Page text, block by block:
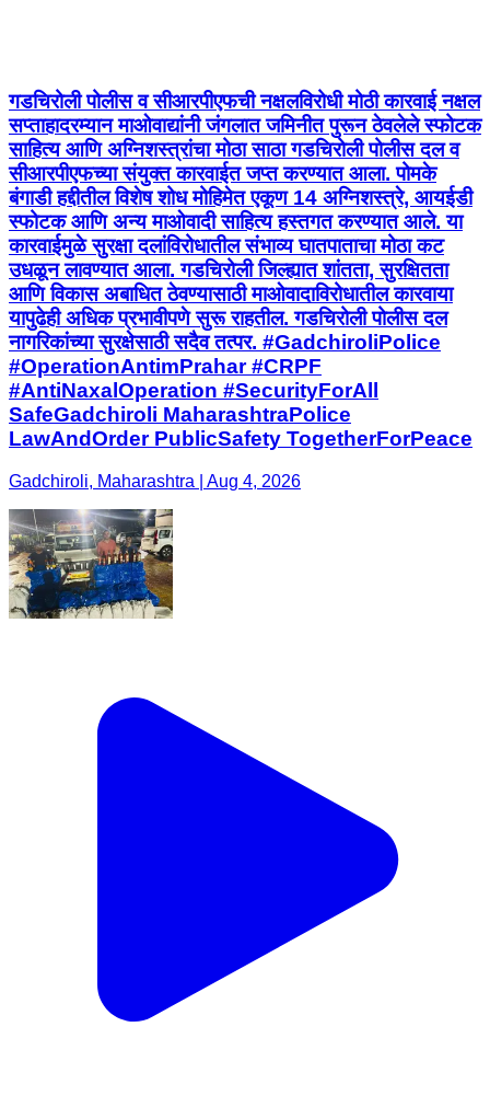
गडचिरोली पोलीस व सीआरपीएफची नक्षलविरोधी मोठी कारवाई नक्षल
सप्ताहादरम्यान माओवाद्यांनी जंगलात जमिनीत पुरून ठेवलेले स्फोटक
साहित्य आणि अग्निशस्त्रांचा मोठा साठा गडचिरोली पोलीस दल व
सीआरपीएफच्या संयुक्त कारवाईत जप्त करण्यात आला. पोमके
बंगाडी हद्दीतील विशेष शोध मोहिमेत एकूण 14 अग्निशस्त्रे, आयईडी
स्फोटक आणि अन्य माओवादी साहित्य हस्तगत करण्यात आले. या
कारवाईमुळे सुरक्षा दलांविरोधातील संभाव्य घातपाताचा मोठा कट
उधळून लावण्यात आला. गडचिरोली जिल्ह्यात शांतता, सुरक्षितता
आणि विकास अबाधित ठेवण्यासाठी माओवादाविरोधातील कारवाया
यापुढेही अधिक प्रभावीपणे सुरू राहतील. गडचिरोली पोलीस दल
नागरिकांच्या सुरक्षेसाठी सदैव तत्पर. #GadchiroliPolice
#OperationAntimPrahar #CRPF
#AntiNaxalOperation #SecurityForAll
SafeGadchiroli MaharashtraPolice
LawAndOrder PublicSafety TogetherForPeace
Gadchiroli, Maharashtra | Aug 4, 2026